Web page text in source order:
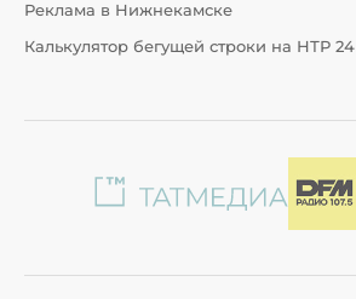
Реклама в Нижнекамске
Калькулятор бегущей строки на НТР 24